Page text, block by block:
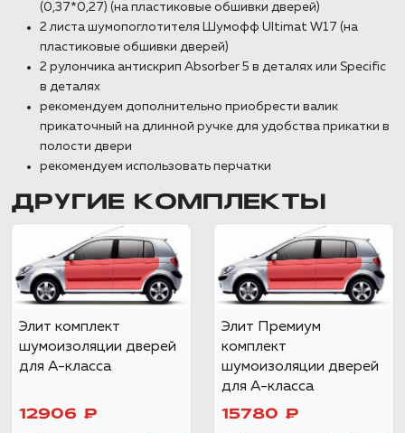
(0,37*0,27) (на пластиковые обшивки дверей)
2 листа шумопоглотителя Шумофф Ultimat W17 (на
пластиковые обшивки дверей)
2 рулончика антискрип Absorber 5 в деталях или Specific
в деталях
рекомендуем дополнительно приобрести валик
прикаточный на длинной ручке для удобства прикатки в
полости двери
рекомендуем использовать перчатки
ДРУГИЕ КОМПЛЕКТЫ
Элит комплект
шумоизоляции дверей
для А-класса
12906 ₽
Элит Премиум
комплект
шумоизоляции дверей
для А-класса
15780 ₽